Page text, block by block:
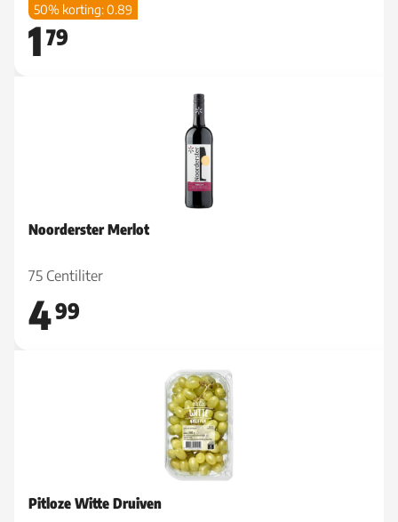
50% korting: 0.89
1 79
Noorderster Merlot
75 Centiliter
499
Pitloze Witte Druiven